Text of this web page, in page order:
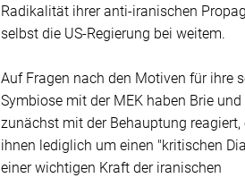
Radikalität ihrer anti-iranischen
selbst die US-Regierung bei weitem.
Auf Fragen nach den Motiven für ihre
Symbiose mit der MEK haben Brie
zunächst mit der Behauptung reagiert,
ihnen lediglich um einen "kritischen
einer wichtigen Kraft der iranischen